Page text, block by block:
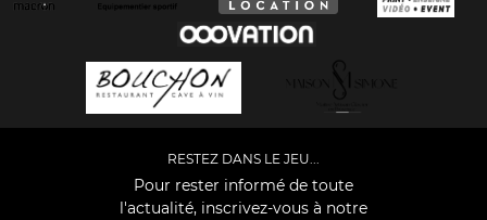
RESTEZ DANS LE JEU...
Pour rester informé de toute
l'actualité, inscrivez-vous à notre